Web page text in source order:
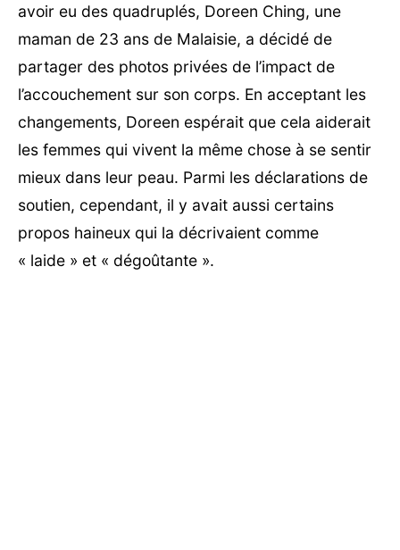
avoir eu des quadruplés, Doreen Ching, une
maman de 23 ans de Malaisie, a décidé de
partager des photos privées de l’impact de
l’accouchement sur son corps. En acceptant les
changements, Doreen espérait que cela aiderait
les femmes qui vivent la même chose à se sentir
mieux dans leur peau. Parmi les déclarations de
soutien, cependant, il y avait aussi certains
propos haineux qui la décrivaient comme
« laide » et « dégoûtante ».